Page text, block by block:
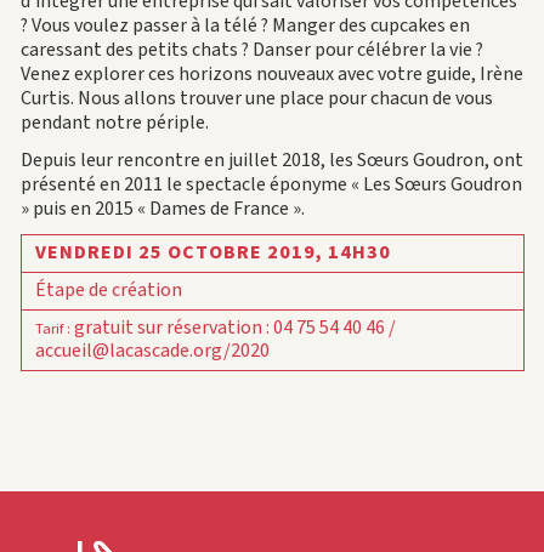
? Vous voulez passer à la télé ? Manger des cupcakes en
caressant des petits chats ? Danser pour célébrer la vie ?
Venez explorer ces horizons nouveaux avec votre guide, Irène
Curtis. Nous allons trouver une place pour chacun de vous
pendant notre périple.
Depuis leur rencontre en juillet 2018, les Sœurs Goudron, ont
présenté en 2011 le spectacle éponyme « Les Sœurs Goudron
» puis en 2015 « Dames de France ».
VENDREDI 25 OCTOBRE 2019, 14H30
Étape de création
Tarif: gratuit sur réservation : 04 75 54 40 46 /
accueil@lacascade.org/2020